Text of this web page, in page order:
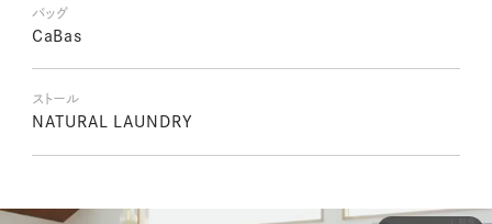
バッグ
CaBas
ストール
NATURAL LAUNDRY